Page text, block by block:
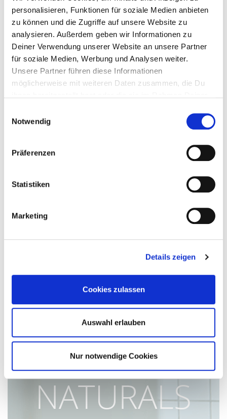
personalisieren, Funktionen für soziale Medien anbieten
zu können und die Zugriffe auf unsere Website zu
analysieren. Außerdem geben wir Informationen zu
Deiner Verwendung unserer Website an unsere Partner
für soziale Medien, Werbung und Analysen weiter.
Unsere Partner führen diese Informationen
möglicherweise mit weiteren Daten zusammen, die Du
Notwendig
Präferenzen
Statistiken
Marketing
Details zeigen
Cookies zulassen
Auswahl erlauben
Nur notwendige Cookies
ZUBEHÖR
Entdecke unsere
Produktwelten
HA-RA
NATURALS